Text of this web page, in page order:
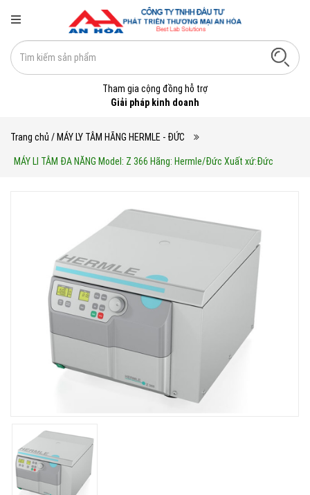
Tham gia cộng đồng hỗ trợ
Giải pháp kinh doanh
Trang chủ / MÁY LY TÂM HÃNG HERMLE - ĐỨC
MÁY LI TÂM ĐA NĂNG Model: Z 366 Hãng: Hermle/Đức Xuất xứ:Đức